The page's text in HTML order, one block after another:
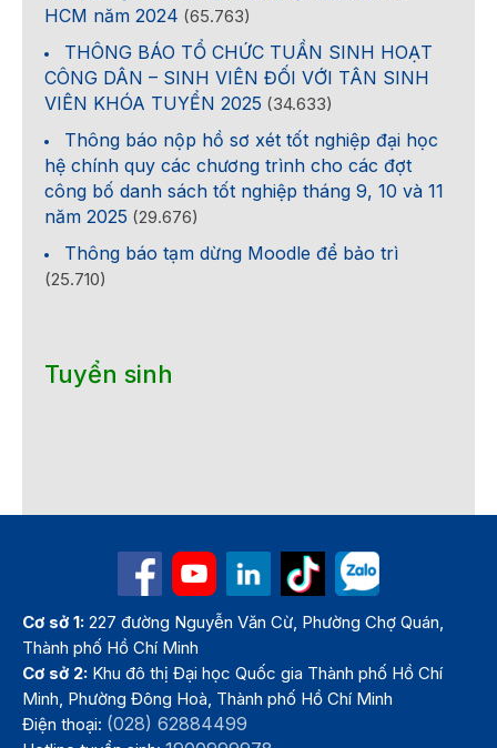
HCM năm 2024 (65.763)
THÔNG BÁO TỔ CHỨC TUẦN SINH HOẠT
CÔNG DÂN – SINH VIÊN ĐỐI VỚI TÂN SINH
VIÊN KHÓA TUYỂN 2025 (34.633)
Thông báo nộp hồ sơ xét tốt nghiệp đại học
hệ chính quy các chương trình cho các đợt
công bố danh sách tốt nghiệp tháng 9, 10 và 11
năm 2025 (29.676)
Thông báo tạm dừng Moodle để bảo trì
(25.710)
Tuyển sinh
Cơ sở 1: 227 đường Nguyễn Văn Cừ, Phường Chợ Quán,
Thành phố Hồ Chí Minh
Cơ sở 2: Khu đô thị Đại học Quốc gia Thành phố Hồ Chí
Minh, Phường Đông Hoà, Thành phố Hồ Chí Minh
Điện thoại: (028) 62884499